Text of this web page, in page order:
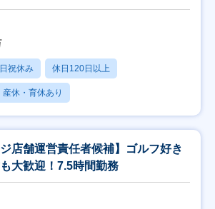
祝休み 休日120日以上
産休・育休あり
ジ店舗運営責任者候補】ゴルフ好き
大歓迎！7.5時間勤務